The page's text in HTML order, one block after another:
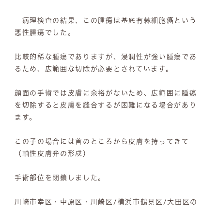
病理検査の結果、この腫瘍は基底有棘細胞癌という
悪性腫瘍でした。
比較的稀な腫瘍でありますが、浸潤性が強い腫瘍であ
るため、広範囲な切除が必要とされています。
顔面の手術では皮膚に余裕がないため、広範囲に腫瘍
を切除すると皮膚を縫合するが困難になる場合があり
ます。
この子の場合には首のところから皮膚を持ってきて
（軸性皮膚弁の形成）
手術部位を閉鎖しました。
川崎市幸区・中原区・川崎区/横浜市鶴見区/大田区の